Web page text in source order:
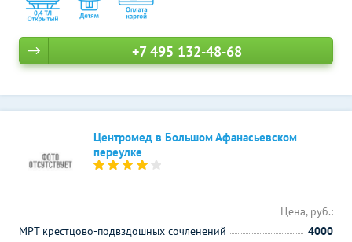
+7 495 132-48-68
Центромед в Большом Афанасьевском
переулке
Цена, руб.:
МРТ крестцово-подвздошных сочленений
4000